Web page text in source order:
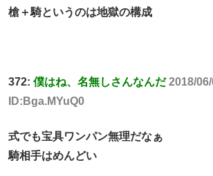
槍＋騎というのは地獄の構成
372: 僕はね、名無しさんなんだ 2018/
ID:Bga.MYuQ0
式でも宝具ワンパン無理だなぁ
騎相手はめんどい